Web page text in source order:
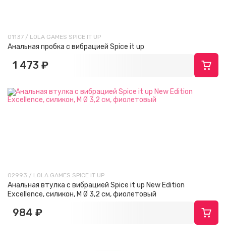
01137 / LOLA GAMES SPICE IT UP
Анальная пробка с вибрацией Spice it up
1 473 ₽
02993 / LOLA GAMES SPICE IT UP
Анальная втулка с вибрацией Spice it up New Edition
Excellence, силикон, M Ø 3,2 см, фиолетовый
984 ₽